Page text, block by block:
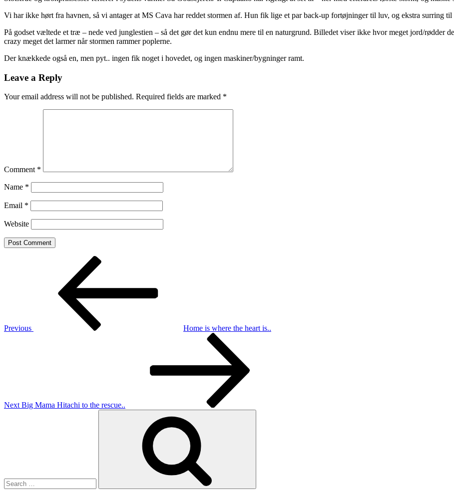
Vi har ikke hørt fra havnen, så vi antager at MS Cava har reddet stormen af. Hun fik lige et par back-up fortøjninger til luv, og ekstra surring til
På godset væltede et træ – nede ved junglestien – så det gør det kun endnu mere til en naturgrund. Billedet viser ikke hvor meget jord/rødder
crazy meget det larmer når stormen rammer poplerne.
Der knækkede også en, men pyt.. ingen fik noget i hovedet, og ingen maskiner/bygninger ramt.
Leave a Reply
Your email address will not be published. Required fields are marked *
Comment *
Name *
Email *
Website
Previous
Home is where the heart is..
Next Big Mama Hitachi to the rescue..